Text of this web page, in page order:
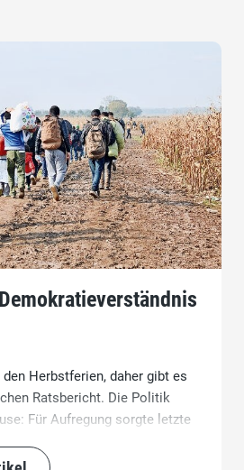
Herbstferien, daher gibt es
Ratsbericht. Die Politik
Für Aufregung sorgte letzte
den Volksentscheid gegen